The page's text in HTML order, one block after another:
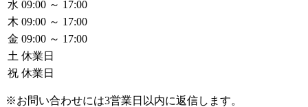
水 09:00 ～ 17:00
木 09:00 ～ 17:00
金 09:00 ～ 17:00
土 休業日
祝 休業日
※お問い合わせには3営業日以内に返信します。